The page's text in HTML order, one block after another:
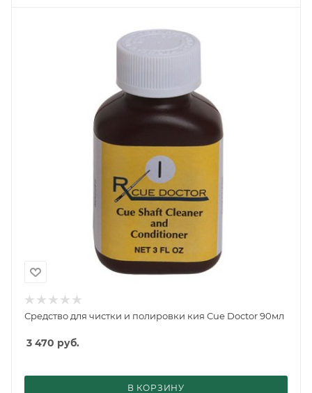
Средство для чистки и полировки кия Cue Doctor 90мл
3 470 руб.
В КОРЗИНУ